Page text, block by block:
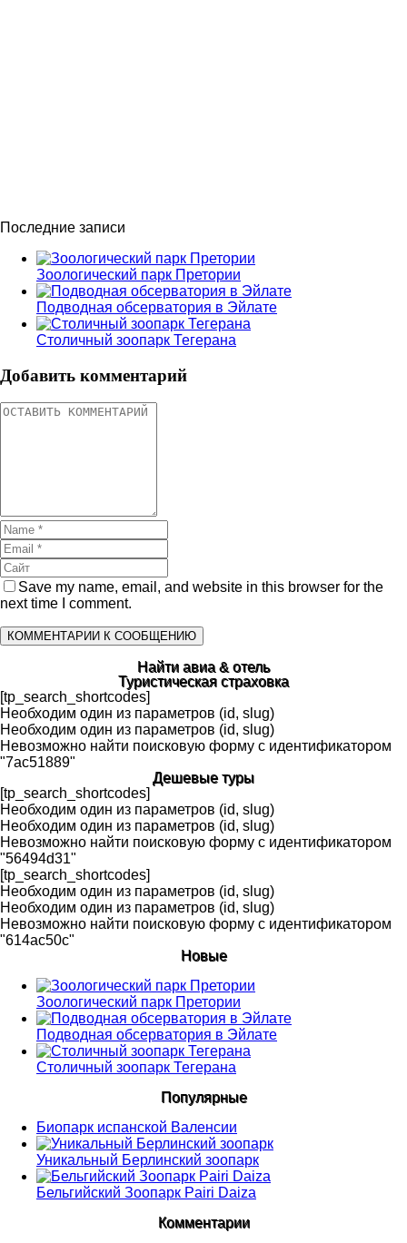
Последние записи
Зоологический парк Претории
Подводная обсерватория в Эйлате
Столичный зоопарк Тегерана
Добавить комментарий
Save my name, email, and website in this browser for the
next time I comment.
Найти авиа & отель
Туристическая страховка
[tp_search_shortcodes]
Необходим один из параметров (id, slug)
Необходим один из параметров (id, slug)
Невозможно найти поисковую форму с идентификатором
"7ac51889"
Дешевые туры
[tp_search_shortcodes]
Необходим один из параметров (id, slug)
Необходим один из параметров (id, slug)
Невозможно найти поисковую форму с идентификатором
"56494d31"
[tp_search_shortcodes]
Необходим один из параметров (id, slug)
Необходим один из параметров (id, slug)
Невозможно найти поисковую форму с идентификатором
"614ac50c"
Новые
Зоологический парк Претории
Подводная обсерватория в Эйлате
Столичный зоопарк Тегерана
Популярные
Биопарк испанской Валенсии
Уникальный Берлинский зоопарк
Бельгийский Зоопарк Pairi Daiza
Комментарии